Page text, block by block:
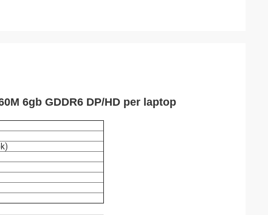
6gb GDDR6 DP/HD per laptop